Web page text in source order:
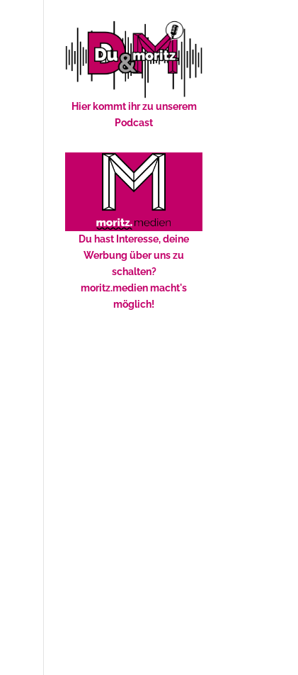
Hier kommt ihr zu unserem
Podcast
Du hast Interesse, deine
Werbung über uns zu
schalten?
moritz.medien macht's
möglich!